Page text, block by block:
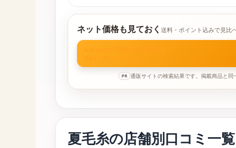
ネット価格も見ておく 送料・ポイント込みで見比
PR 通販サイトの検索結果です。掲載商品と同
夏毛糸の店舗別口コミ一覧